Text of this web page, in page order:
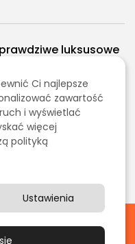
luksusowe
jazdy po
prawem autorskim.
Ci najlepsze
zawartość
i wyświetlać
więcej
polityką
Ustawienia